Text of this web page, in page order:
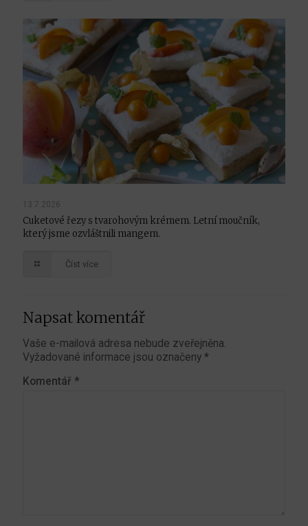
13.7.2026
Cuketové řezy s tvarohovým krémem. Letní moučník,
který jsme ozvláštnili mangem.
Číst více
Napsat komentář
Vaše e-mailová adresa nebude zveřejněna.
Vyžadované informace jsou označeny *
Komentář *